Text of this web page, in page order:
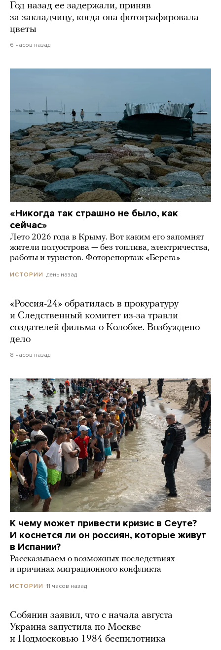
Год назад ее задержали, приняв
за закладчицу, когда она фотографировала
цветы
6 часов назад
«Никогда так страшно не было, как
сейчас»
Лето 2026 года в Крыму. Вот каким его запомнят
жители полуострова — без топлива, электричества,
работы и туристов. Фоторепортаж «Берега»
ИСТОРИИ день назад
«Россия-24» обратилась в прокуратуру
и Следственный комитет из-за травли
создателей фильма о Колобке. Возбуждено
дело
8 часов назад
К чему может привести кризис в Сеуте?
И коснется ли он россиян, которые живут
в Испании?
Рассказываем о возможных последствиях
и причинах миграционного конфликта
ИСТОРИИ 11 часов назад
Собянин заявил, что с начала августа
Украина запустила по Москве
и Подмосковью 1984 беспилотника